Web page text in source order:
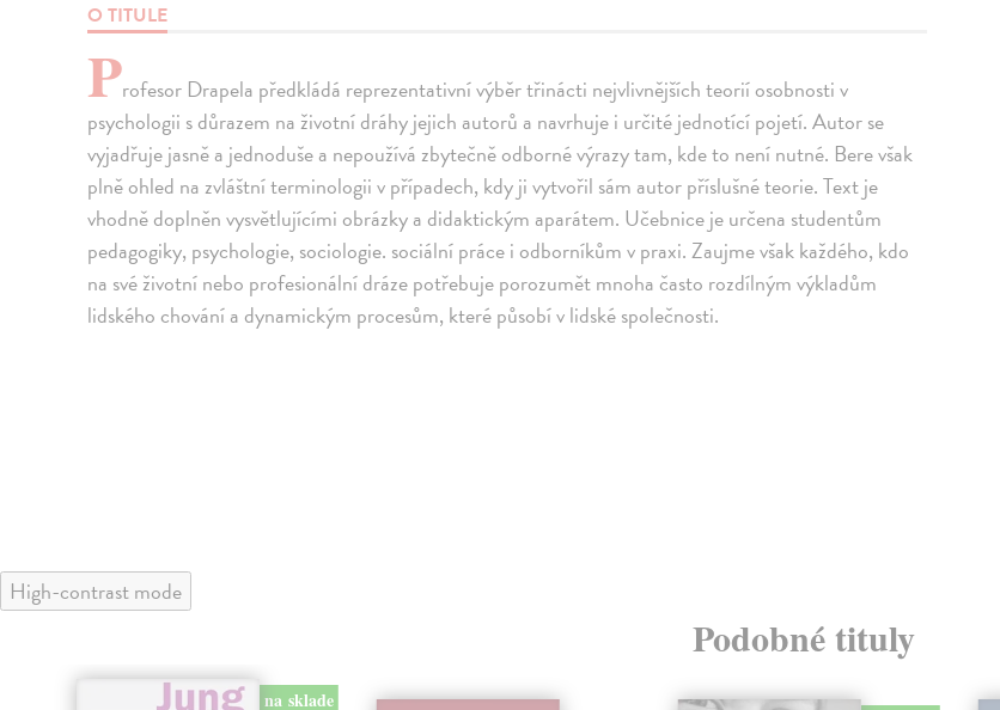
O TITULE
Profesor Drapela předkládá reprezentativní výběr třinácti nejvlivnějších teorií osobnosti v
psychologii s důrazem na životní dráhy jejich autorů a navrhuje i určité jednotící pojetí. Autor se
vyjadřuje jasně a jednoduše a nepoužívá zbytečně odborné výrazy tam, kde to není nutné. Bere však
plně ohled na zvláštní terminologii v případech, kdy ji vytvořil sám autor příslušné teorie. Text je
vhodně doplněn vysvětlujícími obrázky a didaktickým aparátem. Učebnice je určena studentům
pedagogiky, psychologie, sociologie. sociální práce i odborníkům v praxi. Zaujme však každého, kdo
na své životní nebo profesionální dráze potřebuje porozumět mnoha často rozdílným výkladům
lidského chování a dynamickým procesům, které působí v lidské společnosti.
High-contrast mode
Podobné tituly
na sklade